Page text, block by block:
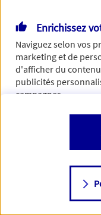
Si besoin, vous
Enrichissez
Naviguez selon vos
marketing et de
d'afficher du
publicités
campagnes.
Vous êtes libre de les
changer d'avis à tout
Consulter notre